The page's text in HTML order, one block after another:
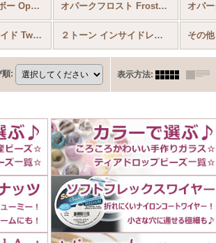
オパークレインボー Opaque Colors Rainbow オパークフロスト Frosted Colors
２トーン インサイド Two Tone Inside Colors ２トーン インサイドレインボー Two Tone Inside Colors Rainbow その
順: 表示方法: